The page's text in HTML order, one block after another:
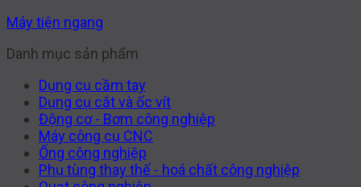
Máy tiện ngang
Danh mục sản phẩm
Dụng cụ cầm tay
Dụng cụ cắt và ốc vít
Động cơ - Bơm công nghiệp
Máy công cụ CNC
Ống công nghiệp
Phụ tùng thay thế - hoá chất công nghiệp